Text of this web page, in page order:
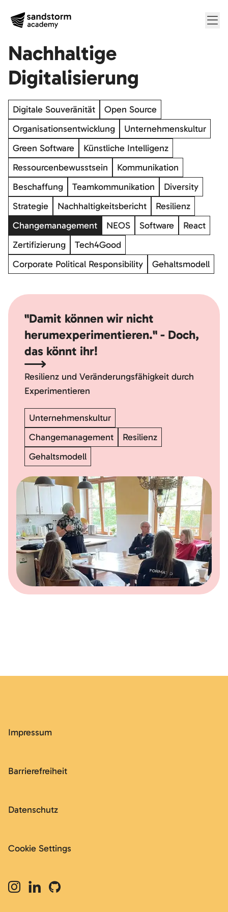
Nachhaltige
Digitalisierung
Digitale Souveränität
Open Source
Organisationsentwicklung
Unternehmenskultur
Green Software
Künstliche Intelligenz
Ressourcenbewusstsein
Kommunikation
Beschaffung
Teamkommunikation
Diversity
Strategie
Nachhaltigkeitsbericht
Resilienz
Changemanagement
NEOS Software
React
Zertifizierung
Tech4Good
Corporate Political Responsibility
Gehaltsmodell
"Damit können wir nicht
herumexperimentieren." - Doch,
das könnt ihr!
Resilienz und Veränderungsfähigkeit durch
Experimentieren
Unternehmenskultur
Changemanagement
Resilienz
Gehaltsmodell
Impressum
Barrierefreiheit
Datenschutz
Cookie Settings